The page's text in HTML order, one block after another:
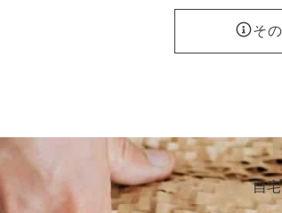
そ
自